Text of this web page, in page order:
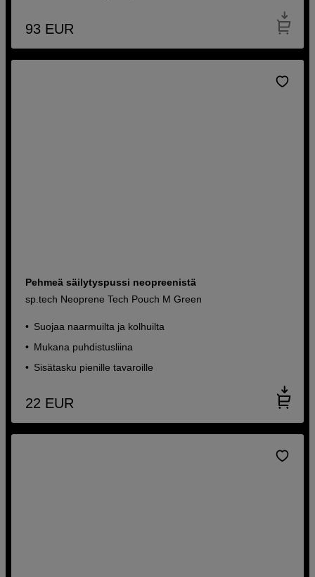
93 EUR
Pehmeä säilytyspussi neopreenistä
sp.tech Neoprene Tech Pouch M Green
Suojaa naarmuilta ja kolhuilta
Mukana puhdistusliina
Sisätasku pienille tavaroille
22 EUR